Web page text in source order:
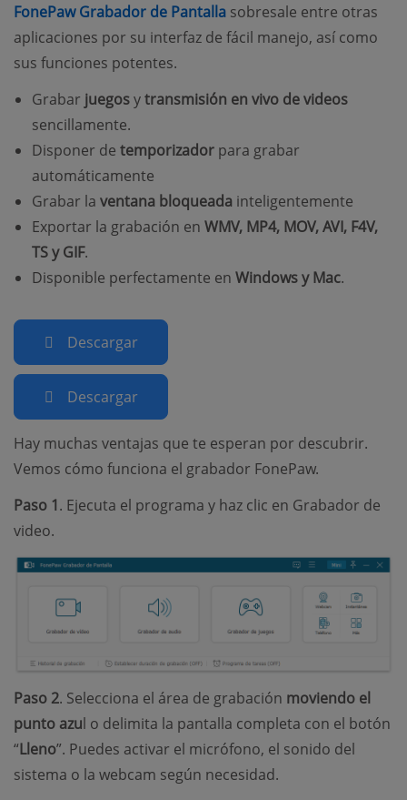
FonePaw Grabador de Pantalla (opens new window)
sobresale entre otras
aplicaciones por su interfaz de fácil manejo, así como
sus funciones potentes.
Grabar juegosytransmisión en vivo de videos
sencillamente.
Disponer de temporizador para grabar
automáticamente
Grabar la ventana bloqueada inteligentemente
Exportar la grabación en WMV, MP4, MOV, AVI, F4V,
TS y GIF.
Disponible perfectamente en Windows y Mac.
Descargar
Descargar
Hay muchas ventajas que te esperan por descubrir.
Vemos cómo funciona el grabador FonePaw.
Paso 1. Ejecuta el programa y haz clic en Grabador de
video.
Paso 2. Selecciona el área de grabación moviendo el
punto azul o delimita la pantalla completa con el botón
“Lleno”. Puedes activar el micrófono, el sonido del
sistema o la webcam según necesidad.